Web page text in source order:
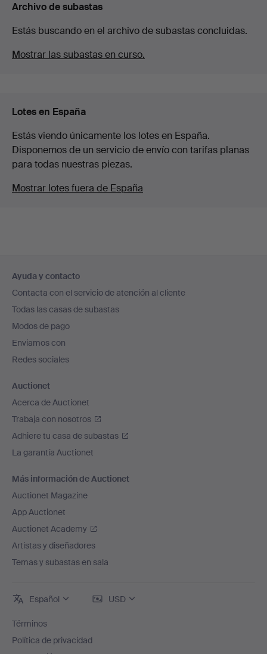
Archivo de subastas
Estás buscando en el archivo de subastas concluidas.
Mostrar las subastas en curso.
Lotes en España
Estás viendo únicamente los lotes en España.
Disponemos de un servicio de envío con tarifas planas
para todas nuestras piezas.
Mostrar lotes fuera de España
en
el
pie
de
página
Ayuda y contacto
Contacta con el servicio de atención al cliente
Todas las casas de subastas
Modos de pago
Enviamos con
Redes sociales
Auctionet
Acerca de Auctionet
Trabaja con nosotros
Adhiere tu casa de subastas
La garantía Auctionet
Más información de Auctionet
Auctionet Magazine
App Auctionet
Auctionet Academy
Artistas y diseñadores
Temas y subastas en sala
Español USD
Términos
Política de privacidad